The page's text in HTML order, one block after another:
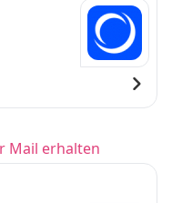
Mail erhalten